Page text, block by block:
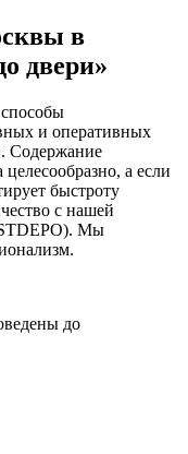
в
двери»
и оперативных
Содержание
а если
быстроту
с нашей
Мы
до